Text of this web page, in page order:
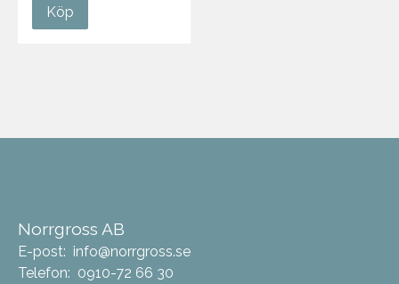
Köp
Norrgross AB
E-post: info@norrgross.se
Telefon: 0910-72 66 30